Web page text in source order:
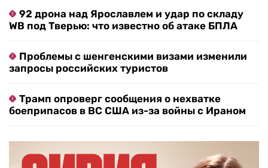
92 дрона над Ярославлем и удар по складу
WB под Тверью: что известно об атаке БПЛА
Проблемы с шенгенскими визами изменили
запросы российских туристов
Трамп опроверг сообщения о нехватке
боеприпасов в ВС США из-за войны с Ираном